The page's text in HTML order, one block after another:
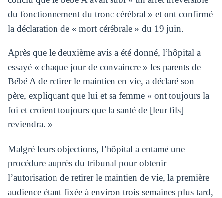
du fonctionnement du tronc cérébral » et ont confirmé
la déclaration de « mort cérébrale » du 19 juin.
Après que le deuxième avis a été donné, l’hôpital a
essayé « chaque jour de convaincre » les parents de
Bébé A de retirer le maintien en vie, a déclaré son
père, expliquant que lui et sa femme « ont toujours la
foi et croient toujours que la santé de [leur fils]
reviendra. »
Malgré leurs objections, l’hôpital a entamé une
procédure auprès du tribunal pour obtenir
l’autorisation de retirer le maintien de vie, la première
audience étant fixée à environ trois semaines plus tard,